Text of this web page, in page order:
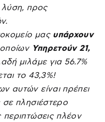
λύση, προς
μας υπάρχουν
Υπηρετούν 21,
μιλάμε για 56.7%
το 43,3%!
αυτών είναι πρέπει
σε πλησιέστερο
περιπτώσεις πλέον